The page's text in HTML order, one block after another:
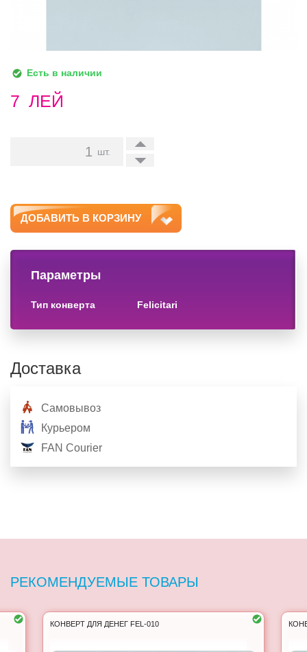
Есть в наличии
7 ЛЕЙ
+
-
шт.
ДОБАВИТЬ В КОРЗИНУ
Параметры
тип конверта felicitari
Доставка
Самовывоз
Курьером
FAN Courier
РЕКОМЕНДУЕМЫЕ ТОВАРЫ
КОНВЕРТ ДЛЯ ДЕНЕГ FEL-010